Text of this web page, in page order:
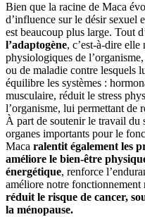
Bien que la racine de Maca
d’influence sur le désir sexuel
est beaucoup plus large. Tout
l’adaptogène, c’est-à-dire
physiologiques de
ou de maladie contre lesquels
équilibre les systèmes :
musculaire, réduit le stress
l’organisme, lui permettant de
À part de soutenir le travail du
organes importants pour le
Maca ralentit également les
améliore le bien-être
énergétique, renforce
améliore notre
réduit le risque de cancer,
la ménopause.